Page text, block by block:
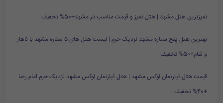
تمیزترین هتل مشهد | هتل تمیز و قیمت مناسب در مشهد+50% تخفیف
بهترین هتل پنج ستاره مشهد نزدیک حرم | لیست هتل های ۵ ستاره مشهد با ناهار
و شام+50% تخفیف
قیمت هتل آپارتمان لوکس مشهد | هتل آپارتمان لوکس مشهد نزدیک حرم امام رضا
+40% تخفیف